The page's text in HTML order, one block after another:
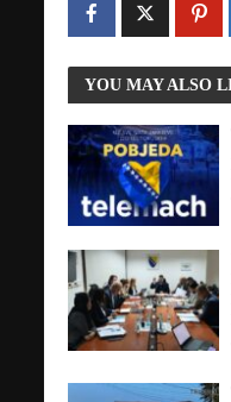
YOU MAY ALSO